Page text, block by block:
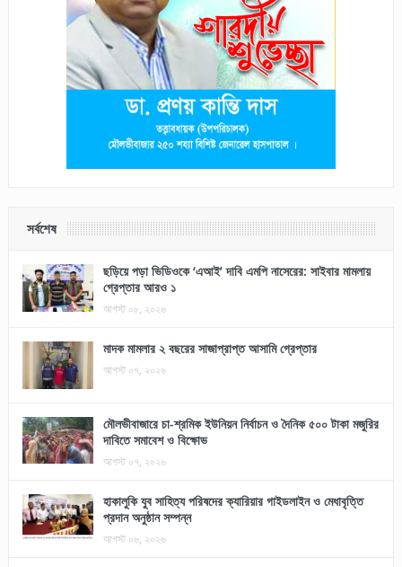
সর্বশেষ
ছড়িয়ে পড়া ভিডিওকে ‘এআই’ দাবি এমপি নাসেরের: সাইবার মামলায়
গ্রেপ্তার আরও ১
আগস্ট ০৮, ২০২৬
মাদক মামলার ২ বছরের সাজাপ্রাপ্ত আসামি গ্রেপ্তার
আগস্ট ০৭, ২০২৬
মৌলভীবাজারে চা-শ্রমিক ইউনিয়ন নির্বাচন ও দৈনিক ৫০০ টাকা মজুরির
দাবিতে সমাবেশ ও বিক্ষোভ
আগস্ট ০৭, ২০২৬
হাকালুকি যুব সাহিত্য পরিষদের ক্যারিয়ার গাইডলাইন ও মেধাবৃত্তি
প্রদান অনুষ্ঠান সম্পন্ন
আগস্ট ০৬, ২০২৬